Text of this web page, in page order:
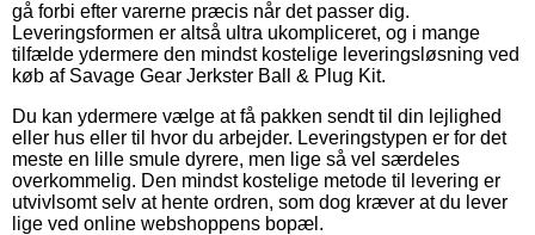
gå forbi efter varerne præcis når det passer dig.
Leveringsformen er altså ultra ukompliceret, og i mange
tilfælde ydermere den mindst kostelige leveringsløsning ved
køb af Savage Gear Jerkster Ball & Plug Kit.
Du kan ydermere vælge at få pakken sendt til din lejlighed
eller hus eller til hvor du arbejder. Leveringstypen er for det
meste en lille smule dyrere, men lige så vel særdeles
overkommelig. Den mindst kostelige metode til levering er
utvivlsomt selv at hente ordren, som dog kræver at du lever
lige ved online webshoppens bopæl.